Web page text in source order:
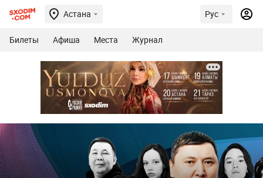
Астана Рус
Билеты Афиша Места Журнал